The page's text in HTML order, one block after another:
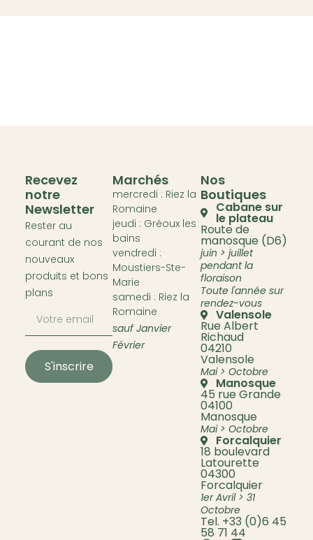
Recevez
notre
Newsletter
Rester au
courant de nos
nouveaux
produits et bons
plans
S'inscrire
Marchés
mercredi : Riez la
Romaine
jeudi : Gréoux les
bains
vendredi :
Moustiers-Ste-
Marie
samedi : Riez la
Romaine
sauf Janvier
Février
Nos
Boutiques
Cabane sur
le plateau
Route de
manosque (D6)
juin > juillet
pendant la
floraison
Toute l'année sur
rendez-vous
Valensole
Rue Albert
Richaud
04210
Valensole
Mai > Octobre
Manosque
45 rue Grande
04100
Manosque
Mai > Octobre
Forcalquier
18 boulevard
Latourette
04300
Forcalquier
1er Avril > 31
Octobre
Tel. +33 (0)6 45
58 71 44